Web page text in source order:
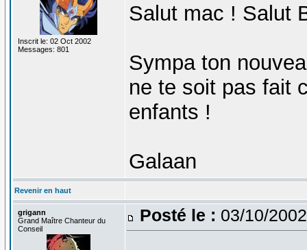
Inscrit le: 02 Oct 2002
Messages: 801
Salut mac ! Salut
Sympa ton
ne te soit pas fait
enfants !
Galaan
Revenir en haut
grigann
Grand Maître Chanteur du
Conseil
Posté le : 03/10/